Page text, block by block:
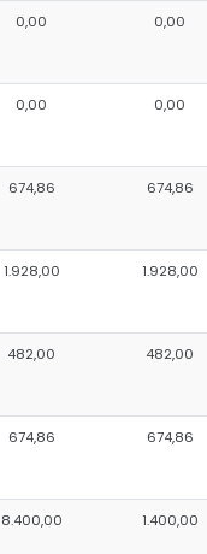
0,00 0,00
0,00 0,00
674,86 674,86
1.928,00 1.928,00
482,00 482,00
674,86 674,86
8.400,00 1.400,00